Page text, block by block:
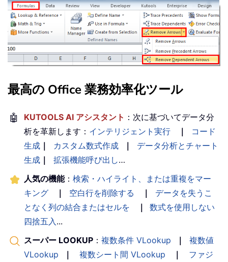
最高の Office 業務効率化ツール
🤖 KUTOOLS AI アシスタント ：次に基づいてデータ分
析を革新します： インテリジェント実行 ｜
コード
生成 ｜ カスタム数式作成 ｜
データ分析とチャート
生成 ｜ 拡張機能呼び出し…
人気の機能： 検索・ハイライト、または重複をマー
キング
｜ 空白行を削除する ｜
データを失うこ
となく列の結合またはセルを
｜
数式を使用しない
四捨五入...
スーパー LOOKUP ： 複数条件 VLookup ｜
複数値
VLookup
｜ 複数シート間 VLookup ｜ ファジ